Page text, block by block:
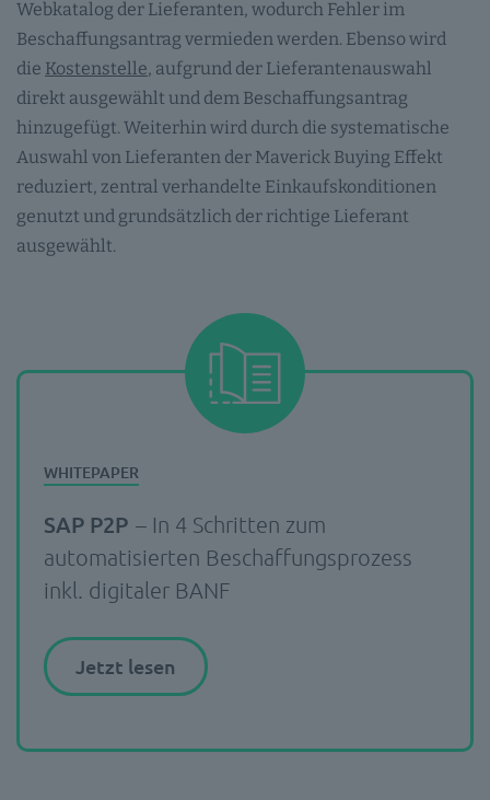
Webkatalog der Lieferanten, wodurch Fehler im
Beschaffungsantrag vermieden werden. Ebenso wird
die Kostenstelle, aufgrund der Lieferantenauswahl
direkt ausgewählt und dem Beschaffungsantrag
hinzugefügt. Weiterhin wird durch die systematische
Auswahl von Lieferanten der Maverick Buying Effekt
reduziert, zentral verhandelte Einkaufskonditionen
genutzt und grundsätzlich der richtige Lieferant
ausgewählt.
SAP P2P – In 4 Schritten zum
automatisierten Beschaffungsprozess
inkl. digitaler BANF
Jetzt lesen